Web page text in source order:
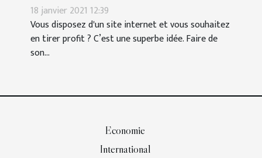
18 janvier 2021 12:39
Vous disposez d'un site internet et vous souhaitez
en tirer profit ? C’est une superbe idée. Faire de
son...
Economie
International